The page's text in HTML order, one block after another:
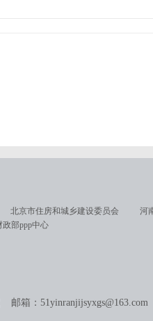
北京市住房和城乡建设委员会 河
政部ppp中心
箱：51yinranjijsyxgs@163.com